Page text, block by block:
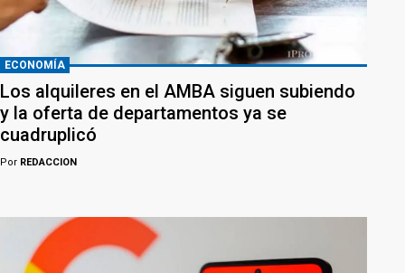
ECONOMÍA
Los alquileres en el AMBA siguen subiendo
y la oferta de departamentos ya se
cuadruplicó
Por REDACCION